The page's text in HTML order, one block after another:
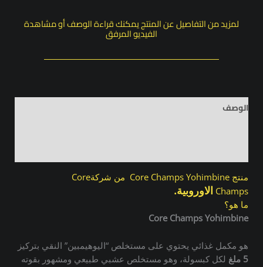
لمزيد من التفاصيل عن المنتج يمكنك قراءة الوصف أو مشاهدة
الفيديو المرفق
الوصف
منتج Core Champs Yohimbine من شركةCore
Champs الاوروبية.
ما هو؟
Core Champs Yohimbine
هو مكمل غذائي يحتوي على مستخلص “اليوهيمبين” النقي بتركيز
5 ملغ
لكل كبسولة، وهو مستخلص عشبي طبيعي ومشهور بقوته